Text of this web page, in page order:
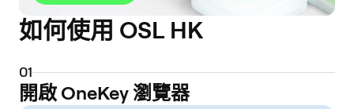
如何使用 OSL HK
01
開啟 OneKey 瀏覽器